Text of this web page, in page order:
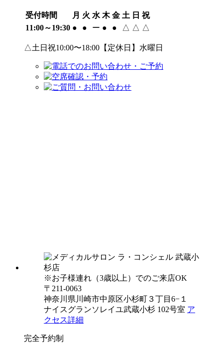
受付時間 月 火 水 木 金 土 日 祝
11:00～19:30 ● ● ー ● ● △ △ △
△土日祝10:00〜18:00【定休日】水曜日
※お子様連れ（3歳以上）でのご来店OK
〒211-0063
神奈川県川崎市中原区小杉町３丁目6−１
ナイスグランソレイユ武蔵小杉 102号室 ア
クセス詳細
完全予約制